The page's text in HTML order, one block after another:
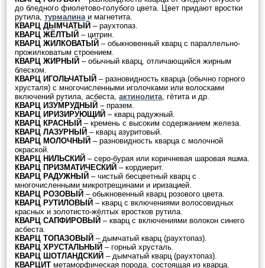
до бледного фиолетово-голубого цвета. Цвет придают вростки
рутила, турмалинаи магнетита.
КВАРЦ ДЫМЧАТЫЙ – раухтопаз.
КВАРЦ ЖЁЛТЫЙ – цитрин.
КВАРЦ ЖИЛКОВАТЫЙ – обыкновенный кварц с параллельно-
прожилковатым строением.
КВАРЦ ЖИРНЫЙ – обычный кварц, отличающийся жирным
блеском.
КВАРЦ ИГОЛЬЧАТЫЙ – разновидность кварца (обычно горного
хрусталя) с многочисленными иголочками или волосками
включений рутила, асбеста, актинолита, гётита и др.
КВАРЦ ИЗУМРУДНЫЙ – празем.
КВАРЦ ИРИЗИРУЮЩИЙ – кварц радужный.
КВАРЦ КРАСНЫЙ – кремень с высоким содержанием железа.
КВАРЦ ЛАЗУРНЫЙ – кварц азуритовый.
КВАРЦ МОЛОЧНЫЙ – разновидность кварца с молочной
окраской.
КВАРЦ НИЛЬСКИЙ – серо-бурая или коричневая шаровая яшма.
КВАРЦ ПРИЗМАТИЧЕСКИЙ – кордиерит.
КВАРЦ РАДУЖНЫЙ – чистый бесцветный кварц с
многочисленными микротрещинами и иризацией.
КВАРЦ РОЗОВЫЙ – обыкновенный кварц розового цвета.
КВАРЦ РУТИЛОВЫЙ – кварц с включениями волосовидных
красных и золотисто-жёлтых вростков рутила.
КВАРЦ САПФИРОВЫЙ – кварц с включениями волокон синего
асбеста.
КВАРЦ ТОПАЗОВЫЙ – дымчатый кварц (раухтопаз).
КВАРЦ ХРУСТАЛЬНЫЙ – горный хрусталь.
КВАРЦ ШОТЛАНДСКИЙ – дымчатый кварц (раухтопаз).
КВАРЦИТ метаморфическая порода, состоящая из кварца.